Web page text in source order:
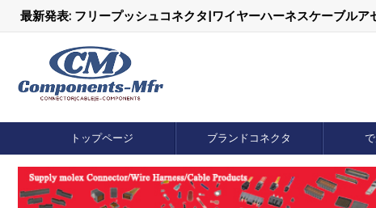
最新発表: フリープッシュコネクタ|ワイヤーハーネスケーブル
トップページ ブランドコネクタ